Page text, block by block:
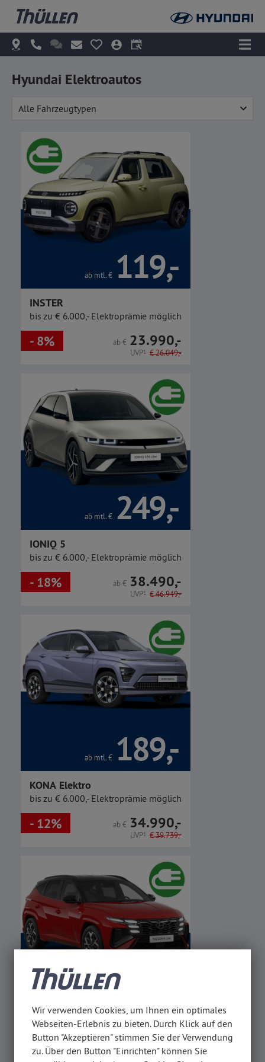
Hyundai Elektroautos
Alle Fahrzeugtypen
ab mtl. € 119,-
INSTER
bis zu € 6.000,- Elektroprämie möglich
- 8% ab € 23.990,-
UVP1 €26.049,-
ab mtl. € 249,-
IONIQ 5
bis zu € 6.000,- Elektroprämie möglich
- 18% ab € 38.490,-
UVP1 €46.949,-
ab mtl. € 189,-
KONA Elektro
bis zu € 6.000,- Elektroprämie möglich
- 12% ab € 34.990,-
UVP1 €39.739,-
Ohne Anzahlung! 389,-
TUCSON Plug-in-Hybrid N-Line
Wir verwenden Cookies, um Ihnen ein optimales
Webseiten-Erlebnis zu bieten. Durch Klick auf den
Button "Akzeptieren" stimmen Sie der Verwendung
zu. Über den Button "Einrichten" können Sie